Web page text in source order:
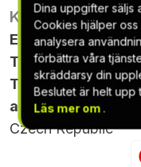
E-post:
Telefon: +420 564
Timmar: Monday -
adress:
Czech Republic
Dina uppgifter säljs
Cookies hjälper oss
analysera
förbättra våra
skräddarsy din
Beslutet är helt upp
Läs mer om .